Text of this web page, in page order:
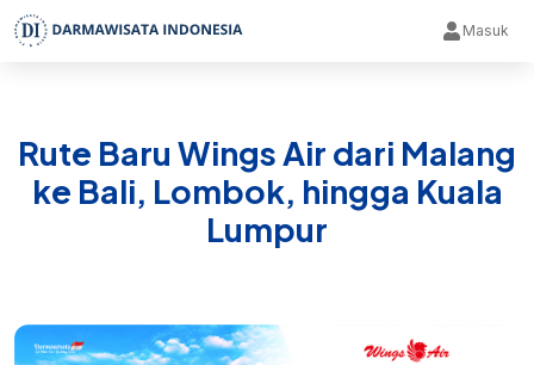
Masuk
Rute Baru Wings Air dari Malang
ke Bali, Lombok, hingga Kuala
Lumpur